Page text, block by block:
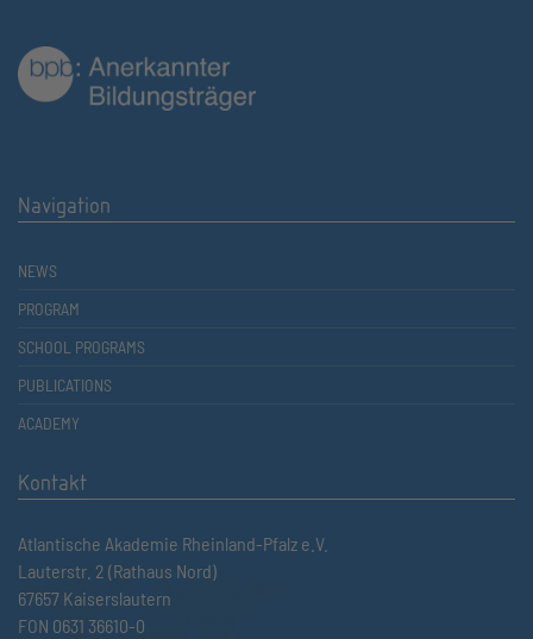
Navigation
NEWS
PROGRAM
SCHOOL PROGRAMS
PUBLICATIONS
ACADEMY
Kontakt
Atlantische Akademie Rheinland-Pfalz e.V.
Lauterstr. 2 (Rathaus Nord)
67657 Kaiserslautern
FON 0631 36610-0